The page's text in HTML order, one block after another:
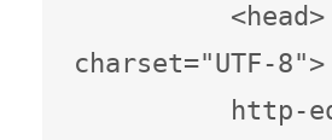
charset="UTF-
http-